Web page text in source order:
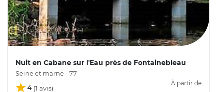
Nuit en Cabane sur l'Eau près de Fontainebleau
Seine et marne - 77
4
À partir de